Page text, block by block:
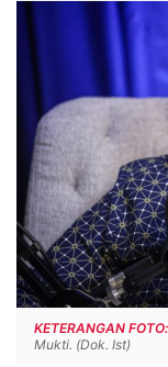
INFORMASI
PRIVACY
POLICY
INFORMASI
IKLAN
PENGADUAN
KETERANGAN FOTO:
Mukti. (Dok. Ist)